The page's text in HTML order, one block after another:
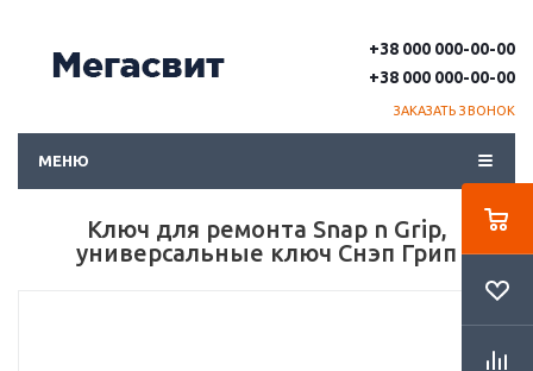
+38 000 000-00-00
+38 000 000-00-00
ЗАКАЗАТЬ ЗВОНОК
МЕНЮ
Ключ для ремонта Snap n Grip,
универсальные ключ Снэп Грип